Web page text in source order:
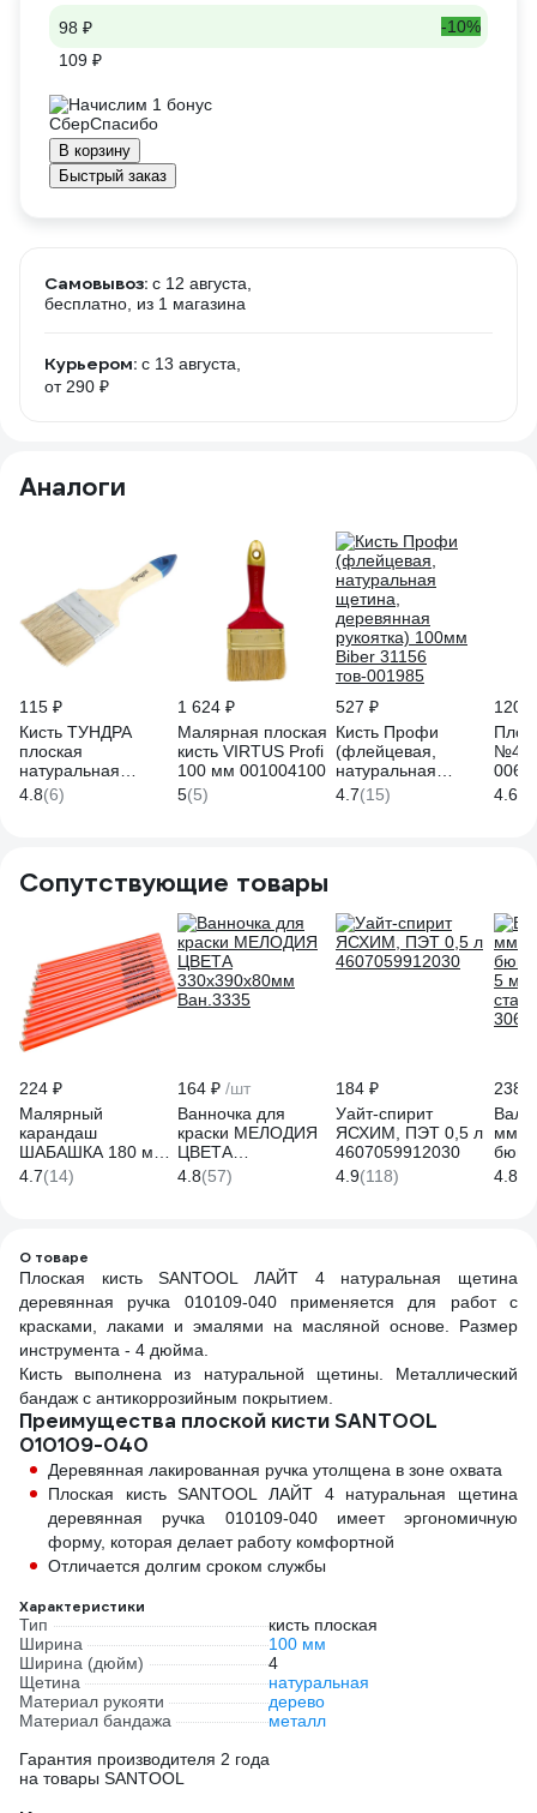
98 ₽
-10%
109 ₽
Начислим 1 бонус
В корзину
Быстрый заказ
Самовывоз: c 12 августа,
бесплатно , из 1 магазина
Курьером: c 13 августа,
от 290 ₽
Аналоги
115 ₽
Кисть ТУНДРА
плоская
натуральная
щетина,
деревянная ручка,
4.8(6)
1 624 ₽
Малярная плоская
кисть VIRTUS Profi
100 мм 001004100
5(5)
527 ₽
Кисть Профи
(флейцевая,
натуральная
щетина,
деревянная
4.7(15)
120 ₽
№4/
006-
4.6
Сопутствующие товары
224 ₽
Малярный
карандаш
ШАБАШКА 180 мм,
набор 12 шт 146-
0002 206049
4.7(14)
164 ₽ /шт
Ванночка для
краски МЕЛОДИЯ
ЦВЕТА
330х390х80мм
Ван.3335
4.8(57)
184 ₽
Уайт-спирит
ЯСХИМ, ПЭТ 0,5 л
4607059912030
4.9(118)
238 ₽
мм,
5
4.8
О товаре
Плоская кисть SANTOOL ЛАЙТ 4 натуральная щетина
деревянная ручка 010109-040 применяется для работ с
красками, лаками и эмалями на масляной основе. Размер
инструмента - 4 дюйма.
Кисть выполнена из натуральной щетины. Металлический
бандаж с антикоррозийным покрытием.
Преимущества плоской кисти SANTOOL
010109-040
Деревянная лакированная ручка утолщена в зоне охвата
Плоская кисть SANTOOL ЛАЙТ 4 натуральная щетина
деревянная ручка 010109-040 имеет эргономичную
форму, которая делает работу комфортной
Отличается долгим сроком службы
Характеристики
Тип
кисть плоская
Ширина
100 мм
Ширина (дюйм)
4
Щетина
натуральная
Материал рукояти
дерево
Материал бандажа
металл
Гарантия производителя 2 года
на товары SANTOOL